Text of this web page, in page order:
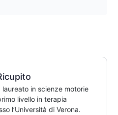
in scienze motorie
livello in terapia
l’Università di Verona.